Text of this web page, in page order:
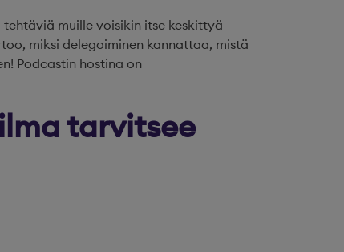
muille voisikin itse keskittyä
miksi delegoiminen kannattaa, mistä
Podcastin hostina on
tarvitsee